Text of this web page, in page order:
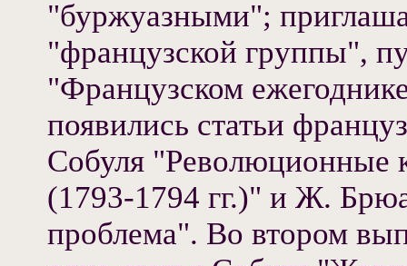
"буржуазными";
"французской группы",
"Французском
появились статьи
Собуля "Революционные
(1793-1794 гг.)" и Ж.
проблема". Во втором